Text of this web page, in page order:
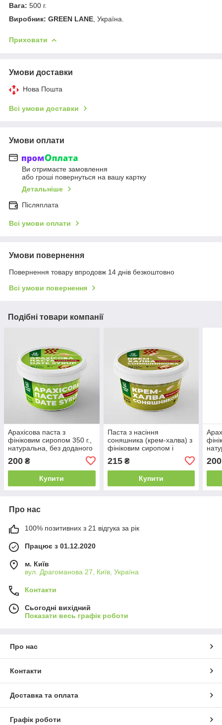
Вага: 500 г.
Виробник: GREEN LANE , Україна.
Приховати
Умови доставки
Нова Пошта
Всі умови доставки
Умови оплати
Ви отримаєте замовлення
або гроші повернуться на вашу картку
Детальніше
Післяплата
Всі умови оплати
Умови повернення
Повернення товару впродовж 14 днів безкоштовно
Всі умови повернення
Подібні товари компанії
Арахісова паста з
фініковим сиропом 350 г.,
натуральна, без доданого
DATE ​​SYRUP
200 ₴
Купити
Паста з насіння
соняшника (крем-халва) з
фініковим сиропом і
морською сіллю 350 г., без
доданого цукру
215₴
Купити
200
Про нас
100% позитивних з 21 відгука за рік
Працює з 01.12.2020
м. Київ
вул. Драгоманова 27, Київ, Україна
Контакти
Сьогодні вихідний
Показати весь графік роботи
Про нас
Контакти
Доставка та оплата
Графік роботи